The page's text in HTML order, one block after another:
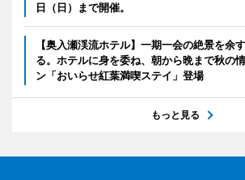
日（日）まで開催。
【奥入瀬渓流ホテル】一期一会の絶景を余
る。ホテルに身を委ね、朝から晩まで秋の
ン「おいらせ紅葉満喫ステイ」登場
もっと見る